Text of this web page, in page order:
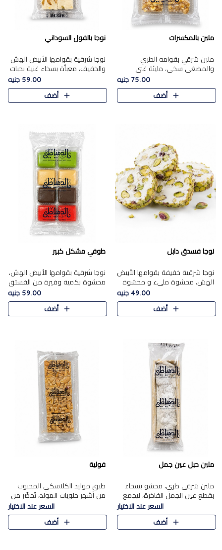
ملبن بالمكسرات
ملبن شرقي بقوامه الطري
والمضغي سخي، مليئة غني
بتشكيلة فاخرة من المكسرات
مشكلة المختارة التي تقدم تضيف
قرمشة مميزة مرضية ونكهة
75.00 جنيه
أضف
نوجا بالفول السوداني
نوجا شرقية بقوامها الأبيض الهش
والخفيف، معبأة بسخاء غنية بحبات
الفول السوداني المحمص التي
يقدم تضيف قرمشة مميزة مرضية
وتوازنًا رائعًا مع حلا..
59.00 جنيه
أضف
نوجا فسدق دابل
نوجا شرقية خفيفة بقوامها الأبيض
الهش، محشوة مليء و محشوة
بـكمية وفيرة من الفستق الفاخر
لتمنحك نكهة مكسرات غنية
وقرمشة مميزة في كل قطعة و
49.00 جنيه
أضف
طوفي مشكل كبير
نوجا شرقية بقوامها الأبيض الهش،
محشوة بكمية وفيرة من الفستق
الفاخر لتمنحك نكهة غنية وقرمشة
مميزة في كل قطعة، لتجربة تجمع
بين الفخامة والمذاق..
59.00 جنيه
أضف
ملبن حبل عين جمل
ملبن شرقي طري، محشو بسخاء
بقطع عين الجمل الفاخرة، ليجمع
بين القوام الناعم وقرمشة الجوز
في مذاق شرقي أصيل.
السعر عند الاختيار
أضف
فولية
طبق موليد الكلاسكي المحبوب
من أشهر حلويات المولد، تُحضّر من
فول سوداني محمص بعناية
ومغلف بطبقة رقيقة من السكر
المكرمل، لتمنحك قرمشة أصيلة
السعر عند الاختيار
أضف